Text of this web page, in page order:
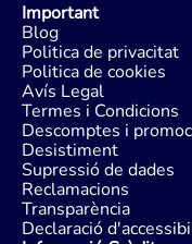
Important
Blog
Politica de privacitat
Politica de cookies
Avís Legal
Termes i Condicions
Descomptes i
Desistiment
Supressió de dades
Reclamacions
Transparència
Declaració